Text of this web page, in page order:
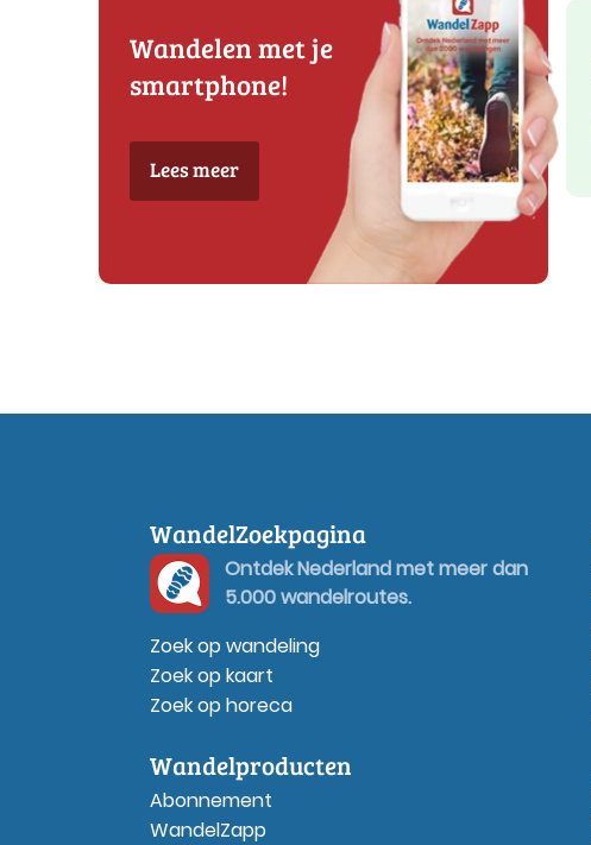
Wandelen met je
smartphone!
Lees meer
WandelZoekpagina
Ontdek Nederland met meer dan
5.000 wandelroutes.
Zoek op wandeling
Zoek op kaart
Zoek op horeca
Wandelproducten
Abonnement
WandelZapp